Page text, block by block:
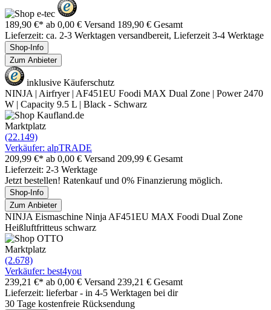
189,90 €* ab 0,00 € Versand 189,90 € Gesamt
Lieferzeit: ca. 2-3 Werktagen versandbereit, Lieferzeit 3-4 Werktage
Shop-Info
Zum Anbieter
inklusive Käuferschutz
NINJA | Airfryer | AF451EU Foodi MAX Dual Zone | Power 2470
W | Capacity 9.5 L | Black - Schwarz
Marktplatz
(22.149)
Verkäufer: alpTRADE
209,99 €* ab 0,00 € Versand 209,99 € Gesamt
Lieferzeit: 2-3 Werktage
Jetzt bestellen! Ratenkauf und 0% Finanzierung möglich.
Shop-Info
Zum Anbieter
NINJA Eismaschine Ninja AF451EU MAX Foodi Dual Zone
Heißluftfritteus schwarz
Marktplatz
(2.678)
Verkäufer: best4you
239,21 €* ab 0,00 € Versand 239,21 € Gesamt
Lieferzeit: lieferbar - in 4-5 Werktagen bei dir
30 Tage kostenfreie Rücksendung